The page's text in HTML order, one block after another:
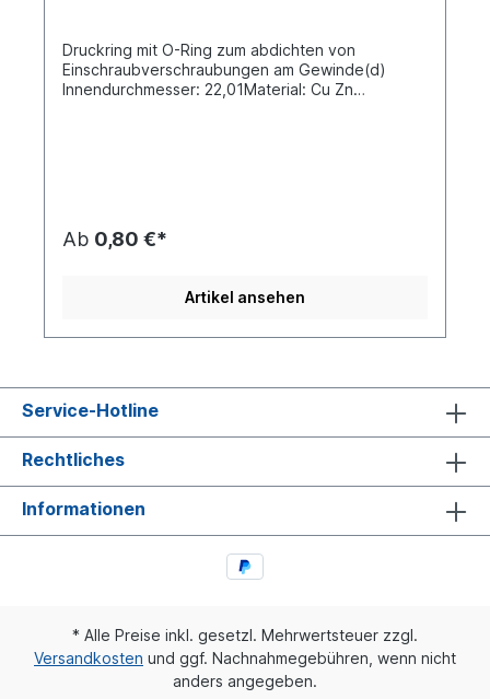
Druckring mit O-Ring zum abdichten von
Einschraubverschraubungen am Gewinde(d)
Innendurchmesser: 22,01Material: Cu Zn
Ab 0,80 €*
Artikel ansehen
Service-Hotline
Rechtliches
Informationen
* Alle Preise inkl. gesetzl. Mehrwertsteuer zzgl.
Versandkosten und ggf. Nachnahmegebühren, wenn nicht
anders angegeben.